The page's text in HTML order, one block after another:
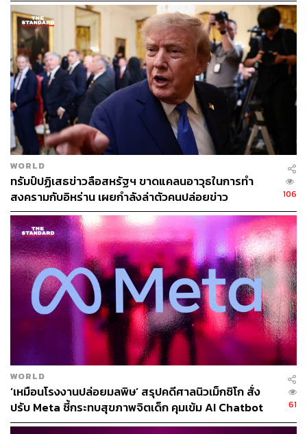
โอกาสมากขึ้นที่จะเห็น กนง. ปรับลดอัตราดอกเบี้ย
นโยบายลงอีก 2 ครั้งในปีนี้ เพื่อให้สอดคล้องกับแนว
โน้มเศรษฐกิจในระยะข้างหน้าที่จะแย่ลงกว่าที่ กนง.
เคยประเมินไว้ แต่หากการเจรจาสหรัฐฯ ไม่ประสบ
ความสำเร็จ เศรษฐกิจไทยจะยิ่งเผชิญความเสี่ยงด้านต่ำ
สูงขึ้น อาจมีโอกาสเห็น กนง. ปรับลดอัตราดอกเบี้ย
นโยบายลงมากกว่า 2 ครั้งในปีนี้
ภาครัฐควรประเมินผลดีและผลเสียของการเปิดตลาด
สินค้าให้สหรัฐฯ ให้ถี่ถ้วนรอบด้าน การเจรจาขอลด
ภาษีต้องคำนึงถึงความสมดุลเป็นหลัก ทั้งประโยชน์ที่จะ
ได้รับจากอัตราภาษีตอบโต้ที่ลดลง และผลกระทบต่อผู้
ประกอบการไทยที่จะได้รับจากสินค้าภายนอกประเทศที่
เข้ามาแข่งขันได้ง่ายขึ้น ซึ่งอาจพิจารณาเปิดตลาด
WORLD
ทรัมป์ปฏิเสธข่าวลือสหรัฐฯ ขาดแคลนอาวุธในการทำ
สงครามกับอิหร่าน เผยกำลังล่าตัวคนปล่อยข่าว
106
WORLD
‘เหมือนโรงงานปล่อยมลพิษ’ สรุปคดีศาลนิวเม็กซิโก สั่ง
ปรับ Meta ชี้กระทบสุขภาพจิตเด็ก คุมเข้ม AI Chatbot
61